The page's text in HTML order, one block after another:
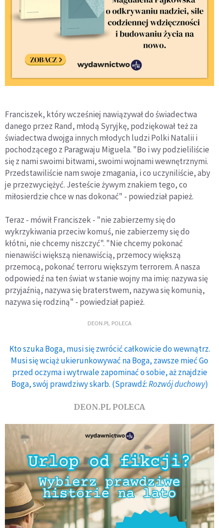
Franciszek, który wcześniej nawiązywał do świadectwa
danego przez Rand, młodą Syryjkę, podziękował też za
świadectwa dwojga innych młodych ludzi Polki Natalii i
pochodzącego z Paragwaju Miguela. "Bo i wy podzieliliście
się z nami swoimi bitwami, swoimi wojnami wewnętrznymi.
Przedstawiliście nam swoje zmagania, i co uczyniliście, aby
je przezwyciężyć. Jesteście żywym znakiem tego, co
miłosierdzie chce w nas dokonać" - powiedział papież.
Teraz - mówił Franciszek - "nie zabierzemy się do
wykrzykiwania przeciw komuś, nie zabierzemy się do
kłótni, nie chcemy niszczyć". "Nie chcemy pokonać
nienawiści większą nienawiścią, przemocy większą
przemocą, pokonać terroru większym terrorem. A nasza
odpowiedź na ten świat w stanie wojny ma imię: nazywa się
przyjaźnią, nazywa się braterstwem, nazywa się komunią,
nazywa się rodziną" - powiedział papież.
DEON.PL POLECA
Kto szuka Boga, musi się zwrócić całkowicie do wewnątrz.
Musi się wciąż ukierunkowywać na Boga, zawsze mieć Go
przed oczyma i wytrwale zapominać o sobie, aż znajdzie
Boga, swój prawdziwy skarb. (Sprawdź:Rozwój duchowy)
DEON.PL POLECA